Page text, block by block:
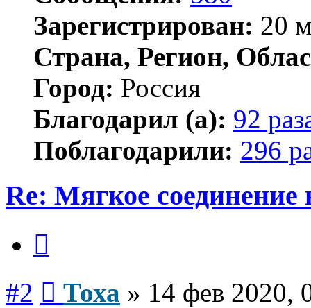
Зарегистрирован: 20
Страна, Регион,
Город: Россия
Благодарил (а): 92
Поблагодарили: 296
Re: Мягкое соединение
#2 Тоха » 14 фев 2020,